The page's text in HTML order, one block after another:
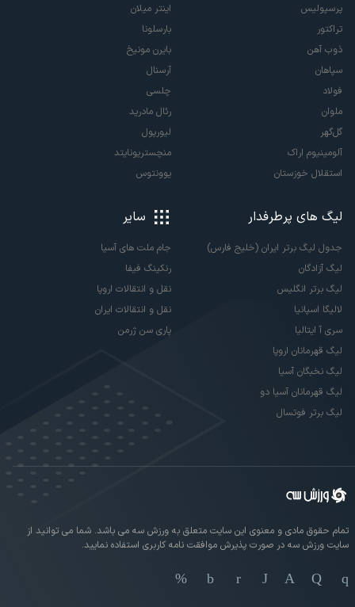
پرسپولیس
تراکتور
ذوب آهن
سپاهان
فولاد
ملوان
گل‌گهر
آلومینیوم اراک
استقلال خوزستان
اینتر میلان
بارسلونا
بایرن مونیخ
آرسنال
چلسی
رئال مادرید
لیورپول
منچستریونایتد
یوونتوس
لیگ های پرطرفدار
جدول لیگ برتر ایران (خلیج فارس)
لیگ آزادگان
لیگ برتر انگلیس
لالیگا اسپانیا
سری آ ایتالیا
لیگ قهرمانان اروپا
لیگ نخبگان آسیا
لیگ قهرمانان آسیا دو
لیگ برتر فوتسال
سایر
جام ملت های آسیا
رنکینگ فیفا
نقل و انتقالات اروپا
نقل و انتقالات ایران
پاری سن ژرمن
تمام حقوق مادی و معنوی این سایت متعلق به ورزش سه می باشد. شما می توانید از
سایت ورزش سه در صورت پذیرش موافقت نامه کاربری استفاده نمایید.